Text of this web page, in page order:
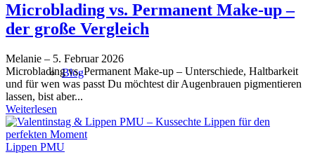
Blog
Microblading vs. Permanent Make-up –
der große Vergleich
Melanie – 5. Februar 2026
Microblading vs. Permanent Make-up – Unterschiede, Haltbarkeit
und für wen was passt Du möchtest dir Augenbrauen pigmentieren
lassen, bist aber...
Weiterlesen
Lippen PMU